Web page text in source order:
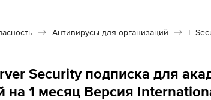
Антивирусы для организаций F-
Security подписка для
на 1 месяц Версия